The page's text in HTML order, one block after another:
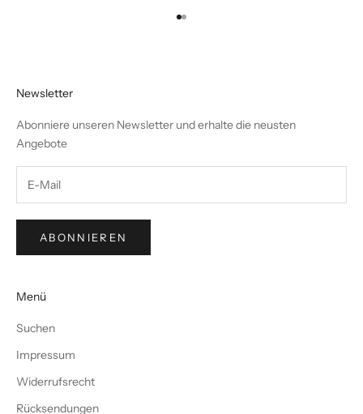
Gehe zu Element 1
Gehe zu Element 2
Newsletter
Abonniere unseren Newsletter und erhalte die neusten
Angebote
ABONNIEREN
Menü
Suchen
Impressum
Widerrufsrecht
Rücksendungen